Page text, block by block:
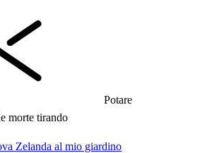
Potare
morte tirando
Zelanda al mio giardino